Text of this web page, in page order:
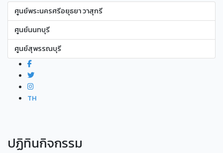
ศูนย์พระนครศรีอยุธยา วาสุกรี
ศูนย์นนทบุรี
ศูนย์สุพรรณบุรี
TH
ปฏิทินกิจกรรม